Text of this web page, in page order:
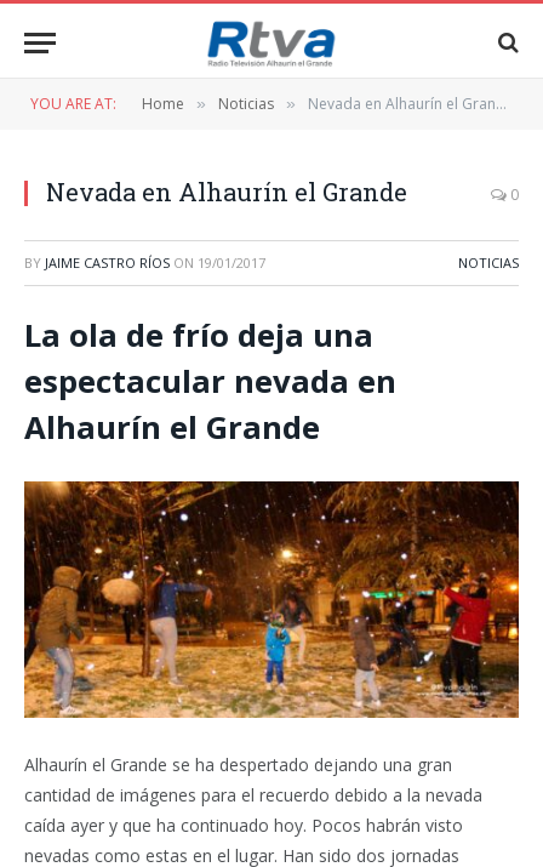
YOU ARE AT: Home » Noticias » Nevada en Alhaurín el Grande
Nevada en Alhaurín el Grande 0
BY JAIME CASTRO RÍOS ON 19/01/2017 NOTICIAS
La ola de frío deja una
espectacular nevada en
Alhaurín el Grande
Alhaurín el Grande se ha despertado dejando una gran
cantidad de imágenes para el recuerdo debido a la nevada
caída ayer y que ha continuado hoy. Pocos habrán visto
nevadas como estas en el lugar. Han sido dos jornadas